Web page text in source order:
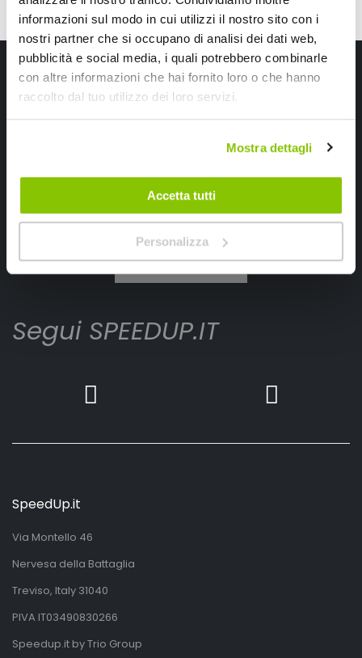
informazioni sul modo in cui utilizzi il nostro sito con i
nostri partner che si occupano di analisi dei dati web,
pubblicità e social media, i quali potrebbero combinarle
con altre informazioni che hai fornito loro o che hanno
raccolto dal tuo utilizzo dei loro servizi.
Mostra dettagli
Accetta tutti
Personalizza
Iscriviti alla newsletter Speedup
Ricevi subito uno sconto del 10% per il tuo primo acquisto online!
Iscrivimi
Segui SPEEDUP.IT
SpeedUp.it
Via Montello 46
Nervesa della Battaglia
Treviso, Italy 31040
PIVA IT03490830266
Speedup.it by Trio Group